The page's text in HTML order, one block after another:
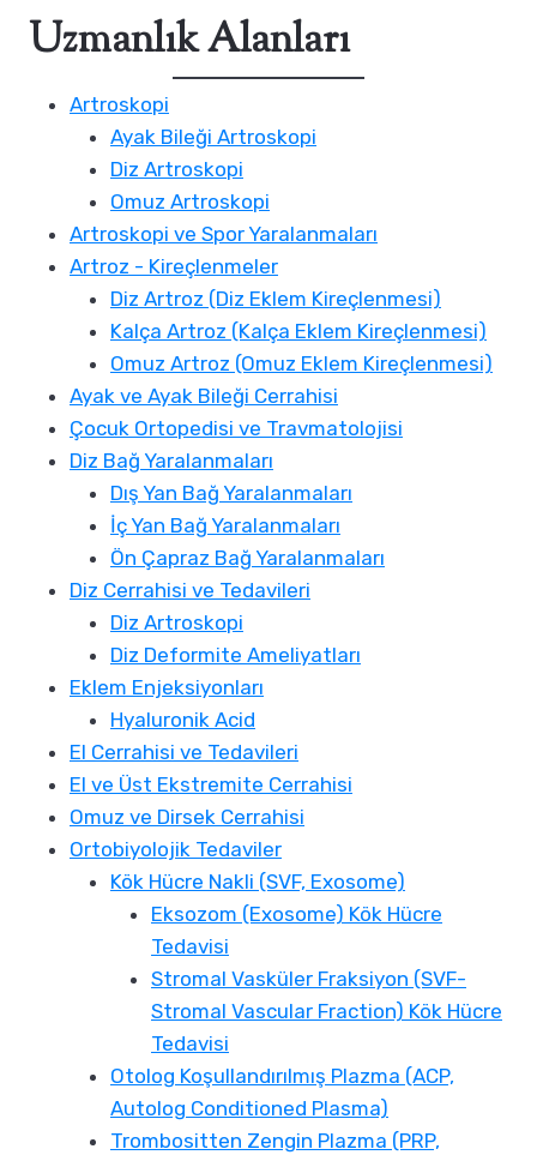
Uzmanlık Alanları
Artroskopi
Ayak Bileği Artroskopi
Diz Artroskopi
Omuz Artroskopi
Artroskopi ve Spor Yaralanmaları
Artroz - Kireçlenmeler
Diz Artroz (Diz Eklem Kireçlenmesi)
Kalça Artroz (Kalça Eklem Kireçlenmesi)
Omuz Artroz (Omuz Eklem Kireçlenmesi)
Ayak ve Ayak Bileği Cerrahisi
Çocuk Ortopedisi ve Travmatolojisi
Diz Bağ Yaralanmaları
Dış Yan Bağ Yaralanmaları
İç Yan Bağ Yaralanmaları
Ön Çapraz Bağ Yaralanmaları
Diz Cerrahisi ve Tedavileri
Diz Artroskopi
Diz Deformite Ameliyatları
Eklem Enjeksiyonları
Hyaluronik Acid
El Cerrahisi ve Tedavileri
El ve Üst Ekstremite Cerrahisi
Omuz ve Dirsek Cerrahisi
Ortobiyolojik Tedaviler
Kök Hücre Nakli (SVF, Exosome)
Eksozom (Exosome) Kök Hücre
Tedavisi
Stromal Vasküler Fraksiyon (SVF-
Stromal Vascular Fraction) Kök Hücre
Tedavisi
Otolog Koşullandırılmış Plazma (ACP,
Autolog Conditioned Plasma)
Trombositten Zengin Plazma (PRP,